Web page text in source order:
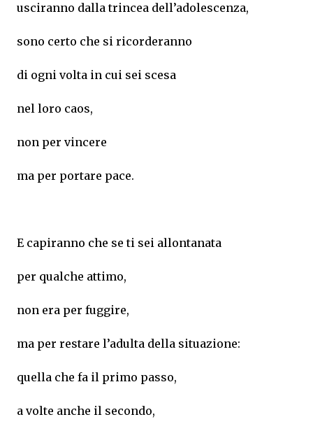
usciranno dalla trincea dell’adolescenza,
sono certo che si ricorderanno
di ogni volta in cui sei scesa
nel loro caos,
non per vincere
ma per portare pace.
E capiranno che se ti sei allontanata
per qualche attimo,
non era per fuggire,
ma per restare l’adulta della situazione:
quella che fa il primo passo,
a volte anche il secondo,